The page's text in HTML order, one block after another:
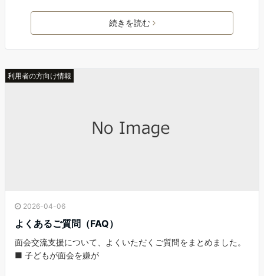
続きを読む
利用者の方向け情報
2026-04-06
よくあるご質問（FAQ）
面会交流支援について、よくいただくご質問をまとめました。
■ 子どもが面会を嫌が